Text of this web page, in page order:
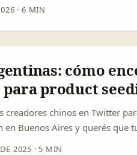
y comunidades fieles que
ya venden, saben
justo lo que Kenny
en clientes” (referencia:
· 6 MIN
cómo
product
creadores chinos en Twitter
en Buenos Aires y querés que
2025 · 5 MIN